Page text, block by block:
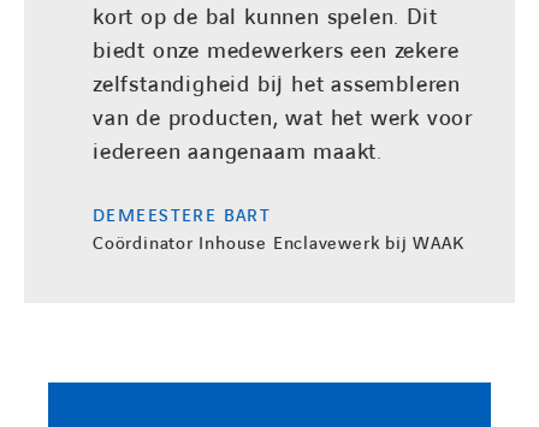
kort op de bal kunnen spelen. Dit
biedt onze medewerkers een zekere
zelfstandigheid bij het assembleren
van de producten, wat het werk voor
iedereen aangenaam maakt.
DEMEESTERE BART
Coördinator Inhouse Enclavewerk bij WAAK